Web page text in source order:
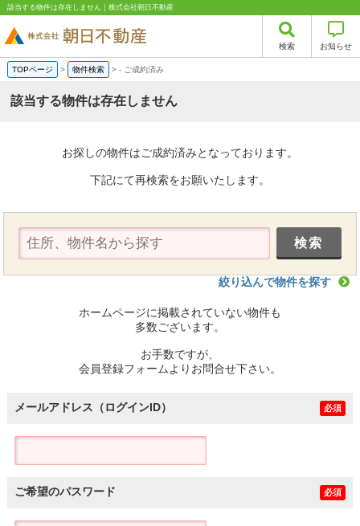
該当する物件は存在しません｜株式会社朝日不動産
検索 お知らせ
TOPページ > 物件検索 >- ご成約済み
該当する物件は存在しません
お探しの物件はご成約済みとなっております。
下記にて再検索をお願いたします。
絞り込んで物件を探す
ホームページに掲載されていない物件も
多数ございます。
お手数ですが、
会員登録フォームよりお問合せ下さい。
メールアドレス（ログインID） 必須
ご希望のパスワード 必須